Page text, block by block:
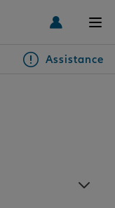
Assistance